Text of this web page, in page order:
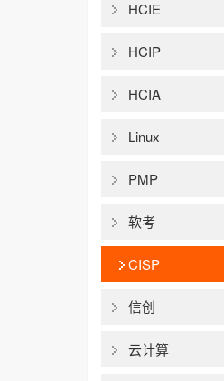
HCIE
HCIP
HCIA
Linux
PMP
软考
CISP
信创
云计算